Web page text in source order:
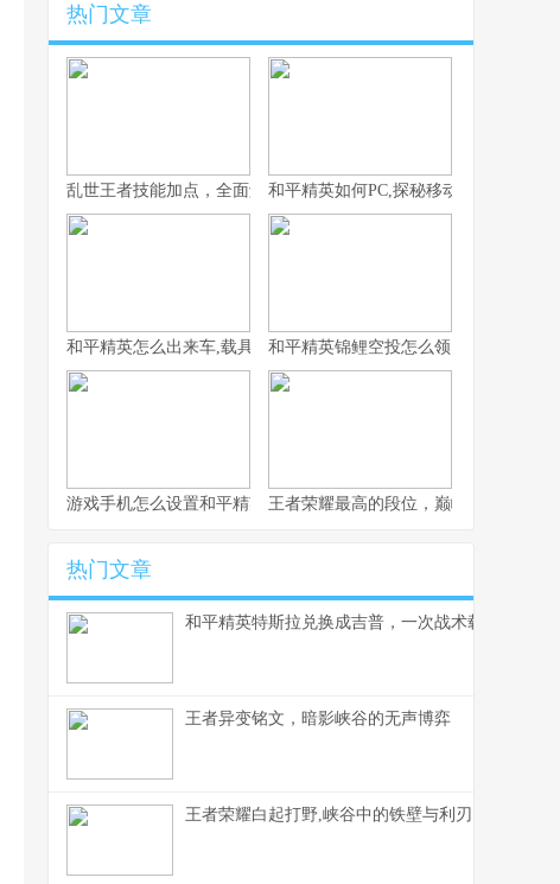
热门文章
乱世王者技能加点，全面解析核心技能选择策略
和平精英如何PC,探秘移动竞技的桌面
和平精英怎么出来车,载具召唤的艺术与战术和平精英锦鲤空投怎么领，附幸运获取
游戏手机怎么设置和平精英，高手操作流畅如风的秘诀
王者荣耀最高的段位，巅峰之上的孤
热门文章
和平精英特斯拉兑换成吉普，一次战术载具的审美
王者异变铭文，暗影峡谷的无声博弈
王者荣耀白起打野,峡谷中的铁壁与利刃